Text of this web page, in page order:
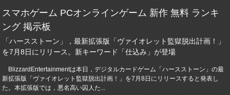
スマホゲーム PCオンラインゲーム 新作 無料 ランキ
ング 掲示板
「ハースストーン」，最新拡張版「ヴァイオレット監獄脱出計画！」
を7月8日にリリース。新キーワード「仕込み」が登場
BlizzardEntertainmentは本日，デジタルカードゲーム「ハースストーン」の最
新拡張版「ヴァイオレット監獄脱出計画！」を7月8日にリリースすると発表し
た。本拡張版では，悪名高い囚人た...